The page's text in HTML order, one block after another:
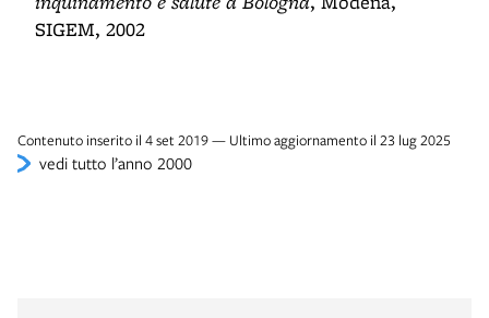
SIGEM, 2002
Contenuto inserito il 4 set 2019 — Ultimo aggiornamento il 23 lug 2025
vedi tutto l’anno 2000